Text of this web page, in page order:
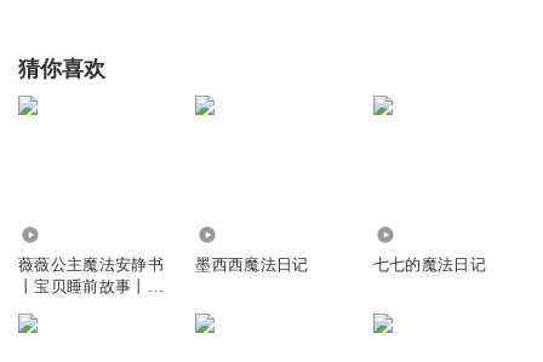
猜你喜欢
薇薇公主魔法安静书
丨宝贝睡前故事丨悠
墨西西魔法日记 七七的魔法日记